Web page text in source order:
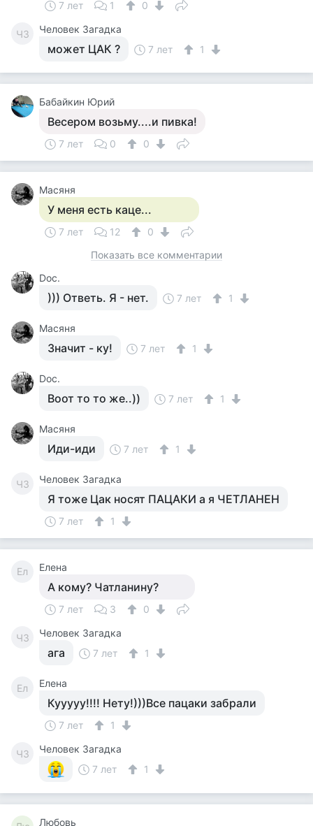
7 лет 1 0
ЧЗ Человек Загадка
может ЦАК ? 7 лет 1
Бабайкин Юрий
Весером возьму....и пивка!
7 лет 0 0
Масяня
У меня есть каце...
7 лет 12
0
Показать все комментарии
Doc.
))) Ответь. Я - нет. 7 лет 1
Масяня
Значит - ку! 7 лет 1
Doc.
Воот то то же..)) 7 лет 1
Масяня
Иди-иди 7 лет 1
ЧЗ Человек Загадка
Я тоже Цак носят ПАЦАКИ а я ЧЕТЛАНЕН
7 лет 1
Ел Елена
А кому? Чатланину?
7 лет 3 0
ЧЗ Человек Загадка
ага 7 лет 1
Ел Елена
Кууууу!!!! Нету!)))Все пацаки забрали
7 лет 1
ЧЗ
Человек Загадка
7 лет
1
Любовь